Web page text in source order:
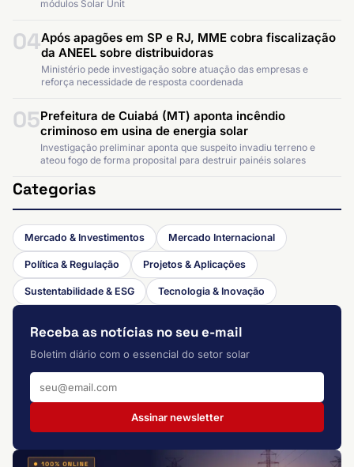
módulos Solar Unit
04Após apagões em SP e RJ, MME cobra fiscalização
da ANEEL sobre distribuidoras
Ministério pede investigação sobre atuação das empresas e
reforça necessidade de resposta coordenada
05Prefeitura de Cuiabá (MT) aponta incêndio
criminoso em usina de energia solar
Investigação preliminar aponta que suspeito invadiu terreno e
ateou fogo de forma proposital para destruir painéis solares
Categorias
Mercado & Investimentos Mercado Internacional
Política & Regulação Projetos & Aplicações
Sustentabilidade & ESG Tecnologia & Inovação
Receba as notícias no seu e-mail
Boletim diário com o essencial do setor solar
Assinar newsletter